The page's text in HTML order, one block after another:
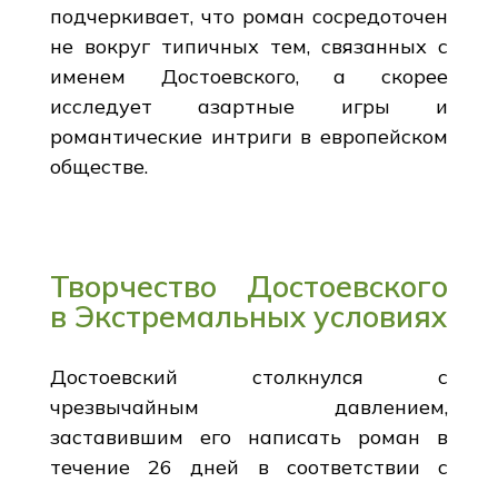
подчеркивает, что роман сосредоточен
не вокруг типичных тем, связанных с
именем Достоевского, а скорее
исследует азартные игры и
романтические интриги в европейском
обществе.
Творчество Достоевского
в Экстремальных условиях
Достоевский столкнулся с
чрезвычайным давлением,
заставившим его написать роман в
течение 26 дней в соответствии с